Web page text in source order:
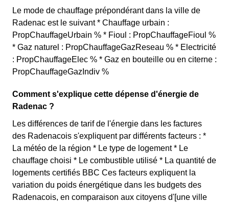
Le mode de chauffage prépondérant dans la ville de
Radenac est le suivant * Chauffage urbain :
PropChauffageUrbain % * Fioul : PropChauffageFioul %
* Gaz naturel : PropChauffageGazReseau % * Electricité
: PropChauffageElec % * Gaz en bouteille ou en citerne :
PropChauffageGazIndiv %
Comment s'explique cette dépense d'énergie de
Radenac ?
Les différences de tarif de l'énergie dans les factures
des Radenacois s'expliquent par différents facteurs : *
La météo de la région * Le type de logement * Le
chauffage choisi * Le combustible utilisé * La quantité de
logements certifiés BBC Ces facteurs expliquent la
variation du poids énergétique dans les budgets des
Radenacois, en comparaison aux citoyens d'[une ville